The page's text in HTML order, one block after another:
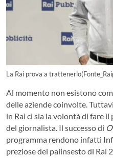
La Rai prova a
Al momento non esistono
delle aziende coinvolte.
in Rai ci sia la volontà di fare
del giornalista. Il successo di
programma rendono infatti
preziose del palinsesto di Rai